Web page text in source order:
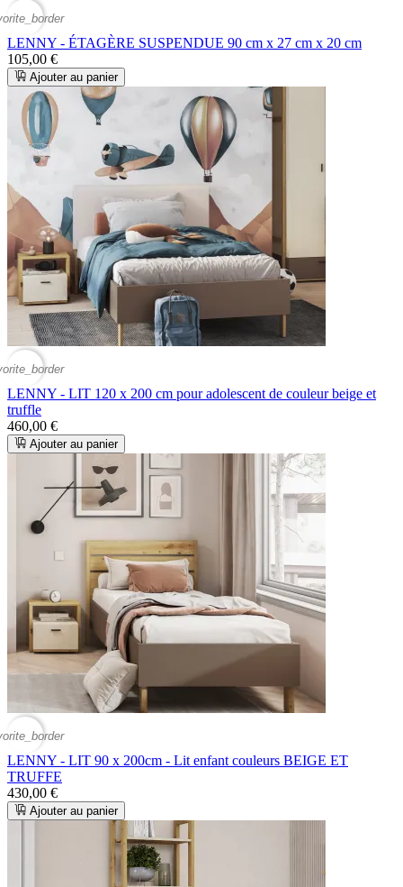
LENNY - ÉTAGÈRE SUSPENDUE 90 cm x 27 cm x 20 cm
105,00 €
Ajouter au panier
LENNY - LIT 120 x 200 cm pour adolescent de couleur beige et
truffle
460,00 €
Ajouter au panier
LENNY - LIT 90 x 200cm - Lit enfant couleurs BEIGE ET
TRUFFE
430,00 €
Ajouter au panier